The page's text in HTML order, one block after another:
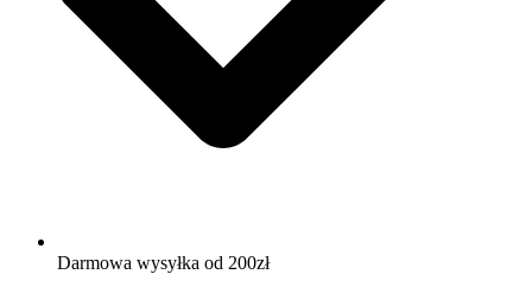
Darmowa wysyłka od 200zł